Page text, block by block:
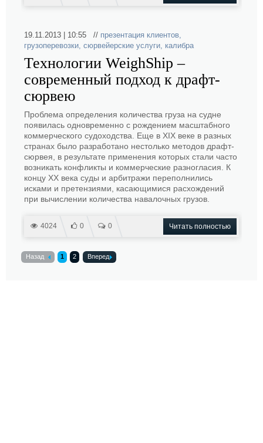
19.11.2013 | 10:55 // презентация клиентов,
грузоперевозки, сюрвейерские услуги, калибра
Технологии WeighShip –
современный подход к драфт-
сюрвею
Проблема определения количества груза на судне
появилась одновременно с рождением масштабного
коммерческого судоходства. Еще в XIX веке в разных
странах было разработано нестолько методов драфт-
сюрвея, в результате применения которых стали часто
возникать конфликты и коммерческие разногласия. К
концу XX века суды и арбитражи переполнились
исками и претензиями, касающимися расхождений
при вычислении количества навалочных грузов.
4024 0 0 Читать полностью
Назад 1 2 Вперед